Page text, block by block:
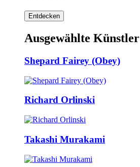
Entdecken
Ausgewählte Künstler
Shepard Fairey (Obey)
Richard Orlinski
Takashi Murakami